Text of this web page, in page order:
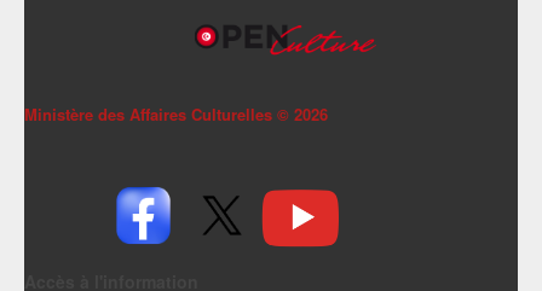
Ministère des Affaires Culturelles © 2026